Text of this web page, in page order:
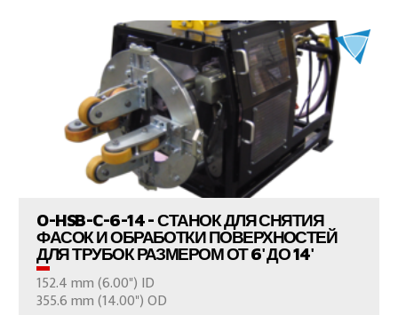
O-HSB-C-6-14 - СТАНОК ДЛЯ СНЯТИЯ
ФАСОК И ОБРАБОТКИ ПОВЕРХНОСТЕЙ
ДЛЯ ТРУБОК РАЗМЕРОМ ОТ 6' ДО 14'
152.4 mm (6.00") ID
355.6 mm (14.00") OD
ПРОСМОТР ПРОДУКТОВ
ВАШ ВОПРОС